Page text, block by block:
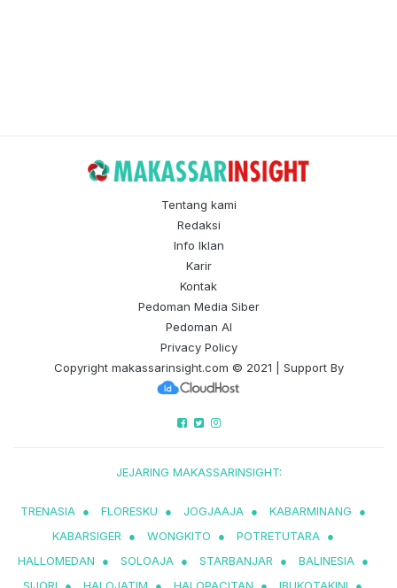
Tentang kami
Redaksi
Info Iklan
Karir
Kontak
Pedoman Media Siber
Pedoman AI
Privacy Policy
Copyright makassarinsight.com © 2021 | Support By
JEJARING MAKASSARINSIGHT:
TRENASIA ● FLORESKU ● JOGJAAJA ● KABARMINANG
●
KABARSIGER
● WONGKITO ● POTRETUTARA ●
HALLOMEDAN
● SOLOAJA ● STARBANJAR ● BALINESIA ●